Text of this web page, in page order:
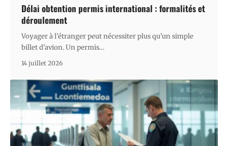
Délai obtention permis international : formalités et
déroulement
Voyager à l'étranger peut nécessiter plus qu'un simple
billet d'avion. Un permis…
14 juillet 2026